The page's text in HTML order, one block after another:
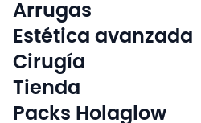
Arrugas
Estética avanzada
Cirugía
Tienda
Packs Holaglow